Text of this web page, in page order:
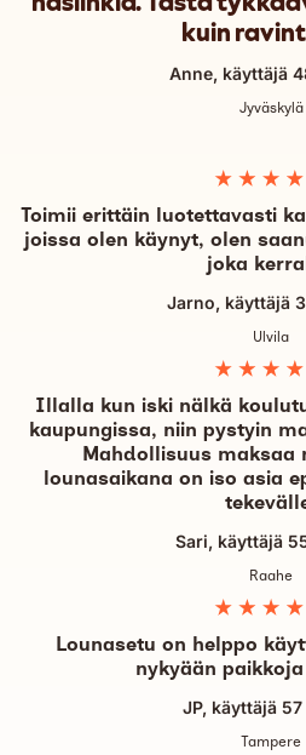
kuin
Anne, käyttäjä
Jyväskylä
Toimii erittäin luotettavasti
joissa olen käynyt, olen
joka
Jarno, käyttäjä
Ulvila
Illalla kun iski nälkä
kaupungissa, niin pystyin
Mahdollisuus maksaa
lounasaikana on iso asia
Sari, käyttäjä
Raahe
Lounasetu on helppo
nykyään
JP, käyttäjä
Tampere